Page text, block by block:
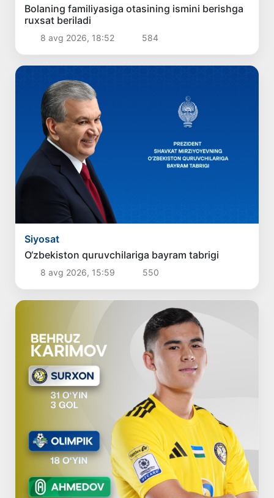
Bolaning familiyasiga otasining ismini berishga
ruxsat beriladi
8 avg 2026, 18:52 584
Siyosat
O‘zbekiston quruvchilariga bayram tabrigi
8 avg 2026, 15:59 550